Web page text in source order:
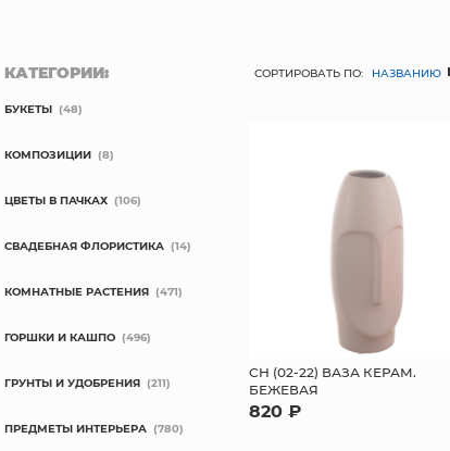
СОРТИРОВАТЬ ПО: НАЗВАНИЮ
СН (02-22) ВАЗА КЕРАМ.
БЕЖЕВАЯ
820 ₽
КАТЕГОРИИ:
БУКЕТЫ (48)
КОМПОЗИЦИИ (8)
ЦВЕТЫ В ПАЧКАХ (106)
СВАДЕБНАЯ ФЛОРИСТИКА (14)
КОМНАТНЫЕ РАСТЕНИЯ (471)
ГОРШКИ И КАШПО (496)
ГРУНТЫ И УДОБРЕНИЯ (211)
ПРЕДМЕТЫ ИНТЕРЬЕРА (780)